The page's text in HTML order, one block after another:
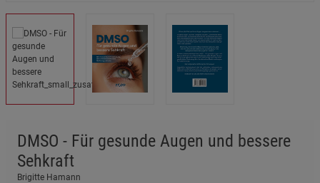
DMSO - Für gesunde Augen und bessere
Sehkraft
Brigitte Hamann